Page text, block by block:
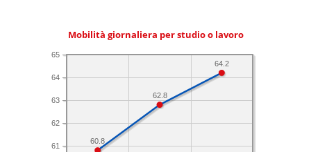
Mobilità giornaliera per studio o lavoro
61
62
63
64
65
64.2
62.8
60.8